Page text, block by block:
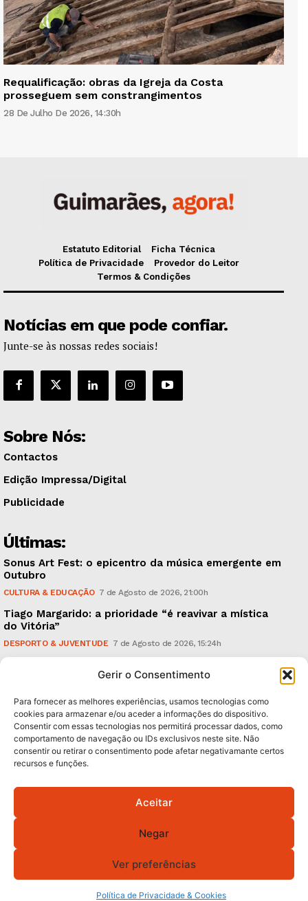
Gerir o Consentimento
Para fornecer as melhores experiências, usamos tecnologias como
cookies para armazenar e/ou aceder a informações do dispositivo.
Consentir com essas tecnologias nos permitirá processar dados, como
comportamento de navegação ou IDs exclusivos neste site. Não
consentir ou retirar o consentimento pode afetar negativamante certos
recursos e funções.
Aceitar
Negar
Ver preferências
Política de Privacidade & Cookies
Requalificação: obras da Igreja da Costa
prosseguem sem constrangimentos
28 De Julho De 2026, 14:30h
Estatuto Editorial
Ficha Técnica
Política de Privacidade
Provedor do Leitor
Termos & Condições
Notícias em que pode confiar.
Junte-se às nossas redes sociais!
Sobre Nós:
Contactos
Edição Impressa/Digital
Publicidade
Últimas:
Sonus Art Fest: o epicentro da música emergente em
Outubro
CULTURA & EDUCAÇÃO 7 de Agosto de 2026, 21:00h
Tiago Margarido: a prioridade “é reavivar a mística
do Vitória”
DESPORTO & JUVENTUDE 7 de Agosto de 2026, 15:24h
caudais e antecipa situações de risco
Subscreva Newsletter:
QUERO ADERIR
Política de Privacidade
© 2026 GA! Todos os direitos reservados.